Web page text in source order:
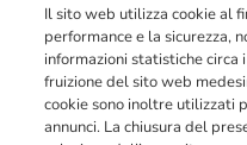
Punto di riferimento di
Il sito web utilizza cookie al
performance e la sicurezza,
informazioni statistiche circa
fruizione del sito web
cookie sono inoltre utilizzati
annunci. La chiusura del